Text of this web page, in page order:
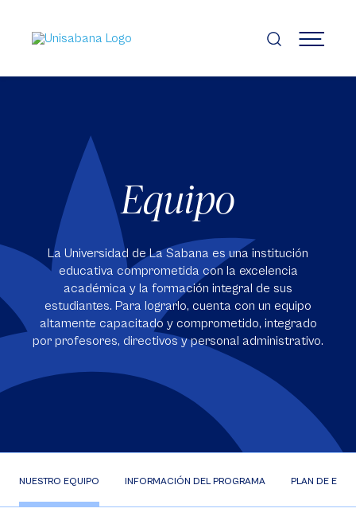
contenido
principal
MENÚ
Equipo
La Universidad de La Sabana es una institución
educativa comprometida con la excelencia
académica y la formación integral de sus
estudiantes. Para lograrlo, cuenta con un equipo
altamente capacitado y comprometido, integrado
por profesores, directivos y personal administrativo.
NUESTRO EQUIPO INFORMACIÓN DEL PROGRAMA PLAN DE